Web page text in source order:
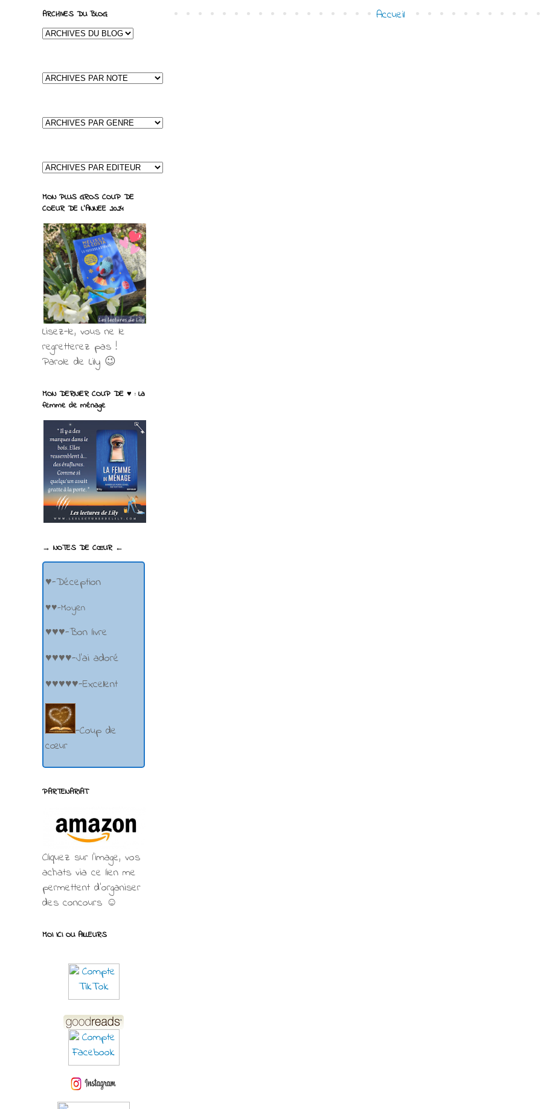
Accueil
ARCHIVES DU BLOG
MON PLUS GROS COUP DE
COEUR DE L'ANNEE 2024
Lisez-le, vous ne le
regretterez pas !
Parole de Lily 😉
MON DERNIER COUP DE ♥ : La
femme de ménage
→ NOTES DE CŒUR ←
♥-Déception
♥♥-Moyen
♥♥♥-Bon livre
♥♥♥♥-J'ai adoré
♥♥♥♥♥-Excellent
-Coup de
cœur
PARTENARIAT
Cliquez sur l'image, vos
achats via ce lien me
permettent d’organiser
des concours ☺
MOI ICI OU AILLEURS